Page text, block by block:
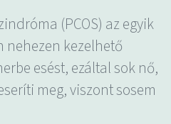
(PCOS) az egyik
nehezen kezelhető
esést, ezáltal sok nő,
meg, viszont sosem